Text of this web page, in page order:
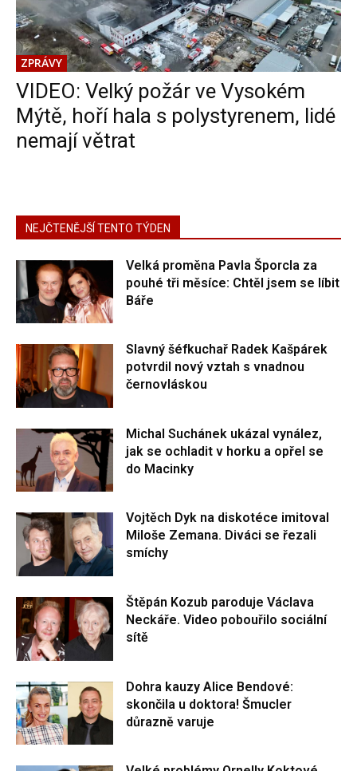
ZPRÁVY
VIDEO: Velký požár ve Vysokém
Mýtě, hoří hala s polystyrenem, lidé
nemají větrat
NEJČTENĚJŠÍ TENTO TÝDEN
Velká proměna Pavla Šporcla za
pouhé tři měsíce: Chtěl jsem se líbit
Báře
Slavný šéfkuchař Radek Kašpárek
potvrdil nový vztah s vnadnou
černovláskou
Michal Suchánek ukázal vynález,
jak se ochladit v horku a opřel se
do Macinky
Vojtěch Dyk na diskotéce imitoval
Miloše Zemana. Diváci se řezali
smíchy
Štěpán Kozub paroduje Václava
Neckáře. Video pobouřilo sociální
sítě
Dohra kauzy Alice Bendové:
skončila u doktora! Šmucler
důrazně varuje